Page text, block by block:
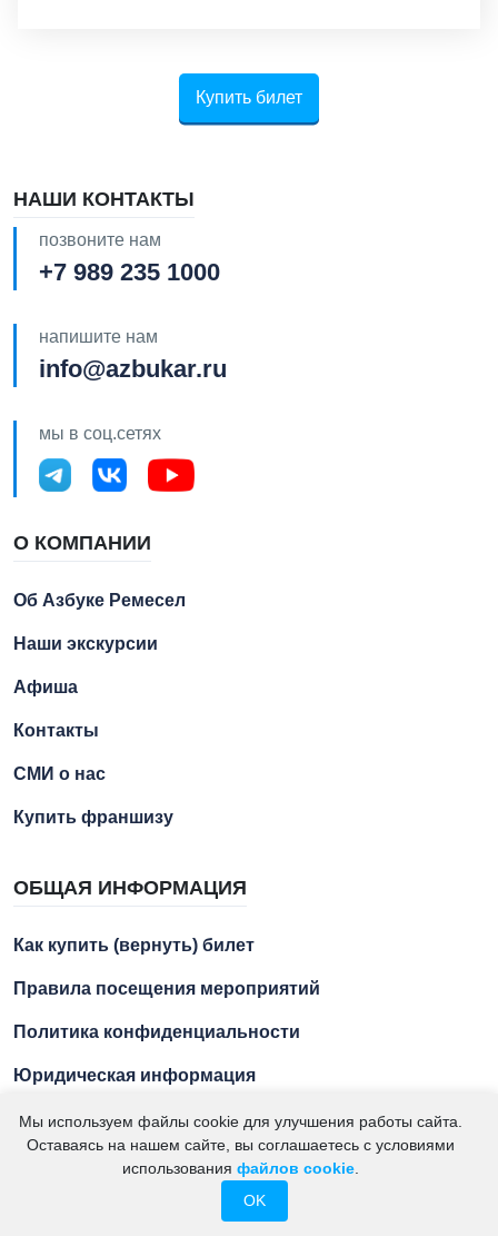
Купить билет
НАШИ КОНТАКТЫ
позвоните нам
+7 989 235 1000
напишите нам
info@azbukar.ru
мы в соц.сетях
О КОМПАНИИ
Об Азбуке Ремесел
Наши экскурсии
Афиша
Контакты
СМИ о нас
Купить франшизу
ОБЩАЯ ИНФОРМАЦИЯ
Как купить (вернуть) билет
Правила посещения мероприятий
Политика конфиденциальности
Юридическая информация
2021 – 2026. "Азбука Ремесел" – экскурсии для детей и
подростков. ИП Кумсиев М.А. ИНН 234102429256
Мы используем файлы cookie для улучшения работы сайта.
Оставаясь на нашем сайте, вы соглашаетесь с условиями
использования файлов cookie
OK